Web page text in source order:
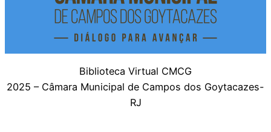
Biblioteca Virtual CMCG
2025 – Câmara Municipal de Campos dos Goytacazes-
RJ